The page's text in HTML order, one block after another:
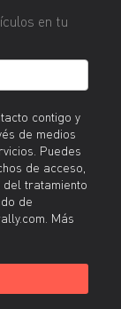
en tu
contigo y
de medios
Puedes
de acceso,
del tratamiento
de
Más